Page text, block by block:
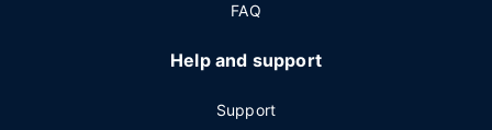
FAQ
Help and support
Support